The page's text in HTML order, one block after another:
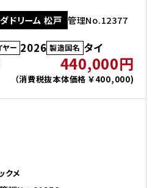
ドリーム 松戸 管理No.12377
ヤー 2026 製造国名 タイ
440,000円
（消費税抜本体価格 ￥400,000)
クメ